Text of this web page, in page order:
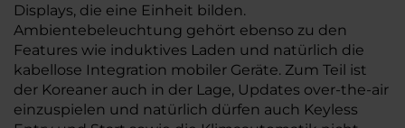
Displays, die eine Einheit bilden.
Ambientebeleuchtung gehört ebenso zu den
Features wie induktives Laden und natürlich die
kabellose Integration mobiler Geräte. Zum Teil ist
der Koreaner auch in der Lage, Updates over-the-air
einzuspielen und natürlich dürfen auch Keyless